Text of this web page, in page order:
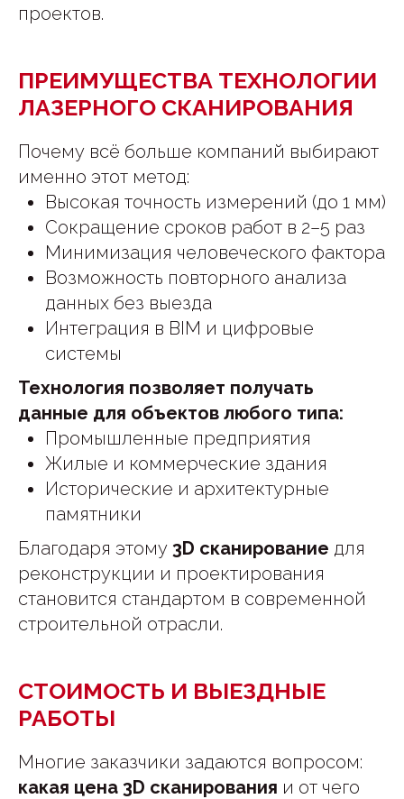
проектов.
ПРЕИМУЩЕСТВА ТЕХНОЛОГИИ
ЛАЗЕРНОГО СКАНИРОВАНИЯ
Почему всё больше компаний выбирают
именно этот метод:
Высокая точность измерений (до 1 мм)
Сокращение сроков работ в 2–5 раз
Минимизация человеческого фактора
Возможность повторного анализа
данных без выезда
Интеграция в BIM и цифровые
системы
Технология позволяет получать
данные для объектов любого типа:
Промышленные предприятия
Жилые и коммерческие здания
Исторические и архитектурные
памятники
Благодаря этому 3D сканирование для
реконструкции и проектирования
становится стандартом в современной
строительной отрасли.
СТОИМОСТЬ И ВЫЕЗДНЫЕ
РАБОТЫ
Многие заказчики задаются вопросом:
какая цена 3D сканирования и от чего